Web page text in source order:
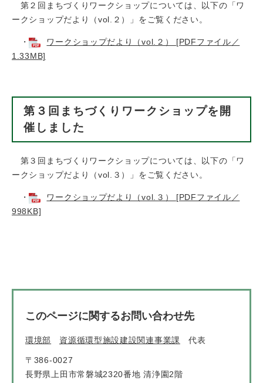
第２回まちづくりワークショップについては、以下の「ワ
ークショップだより（vol.２）」をご覧ください。
・
ワークショップだより（vol.２） [PDFファイル／
1.33MB]
第３回まちづくりワークショップを開
催しました
第３回まちづくりワークショップについては、以下の「ワ
ークショップだより（vol.３）」をご覧ください。
・
ワークショップだより（vol.３） [PDFファイル／
998KB]
このページに関するお問い合わせ先
環境部 資源循環型施設建設関連事業課 代表
〒386-0027
長野県上田市常磐城2320番地 清浄園2階